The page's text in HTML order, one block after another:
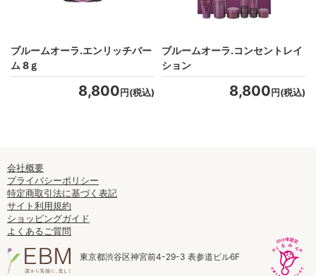
ブルームオーラ.エンリッチバー
ム 8ｇ
8,800円(税込)
ブルームオーラ.コンセントレイ
ション
8,800円(税込)
会社概要
プライバシーポリシー
特定商取引法に基づく表記
サイト利用規約
ショッピングガイド
よくあるご質問
東京都渋谷区神宮前4-29-3 表参道ビル6F